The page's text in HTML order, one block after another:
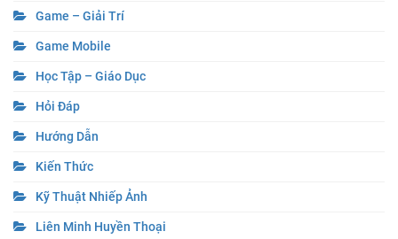
Game – Giải Trí
Game Mobile
Học Tập – Giáo Dục
Hỏi Đáp
Hướng Dẫn
Kiến Thức
Kỹ Thuật Nhiếp Ảnh
Liên Minh Huyền Thoại